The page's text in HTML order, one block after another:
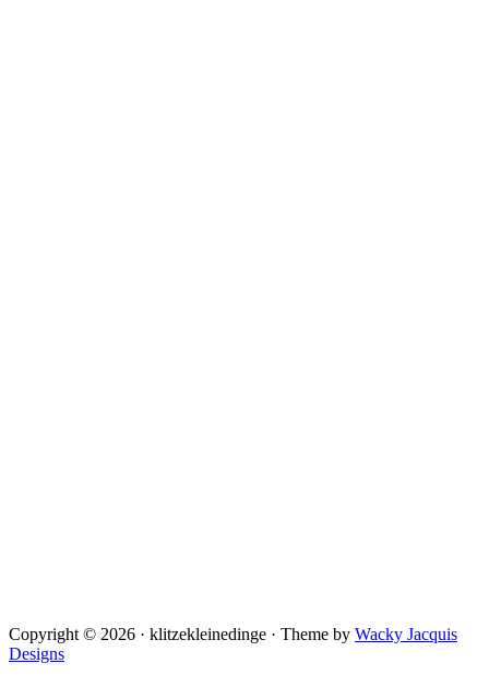
Copyright © 2026 · klitzekleinedinge · Theme by Wacky Jacquis
Designs